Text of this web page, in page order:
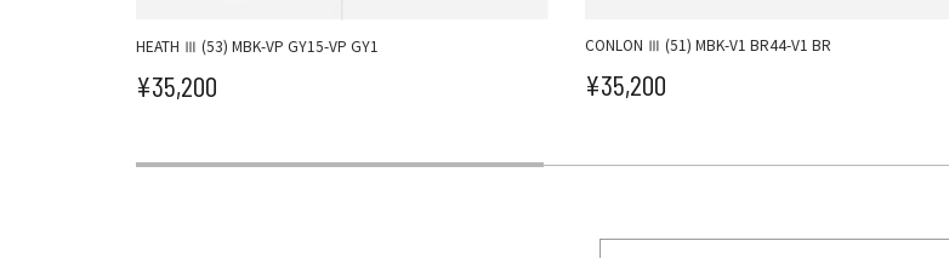
HEATH Ⅲ (53) MBK-VP GY15-VP GY1
セール価格
¥35,200
CONLON Ⅲ (51) MBK-V1 BR44-V1 BR
セール価格
¥35,200